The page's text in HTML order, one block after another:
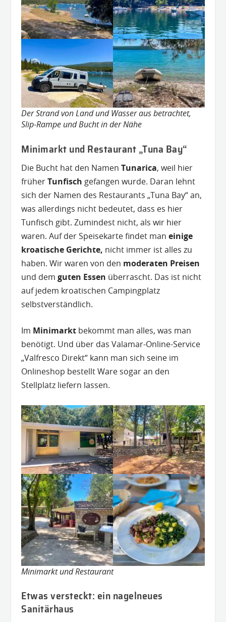
Der Strand von Land und Wasser aus betrachtet,
Slip-Rampe und Bucht in der Nähe
Minimarkt und Restaurant „Tuna Bay“
Die Bucht hat den NamenTunarica, weil hier
früherTunfisch gefangen wurde. Daran lehnt
sich der Namen des Restaurants „Tuna Bay“ an,
was allerdings nicht bedeutet, dass es hier
Tunfisch gibt. Zumindest nicht, als wir hier
waren. Auf der Speisekarte findet maneinige
kroatische Gerichte, nicht immer ist alles zu
haben. Wir waren von den moderaten Preisen
und demguten Essen überrascht. Das ist nicht
auf jedem kroatischen Campingplatz
selbstverständlich.
Im Minimarkt bekommt man alles, was man
benötigt. Und über das Valamar-Online-Service
„Valfresco Direkt“ kann man sich seine im
Onlineshop bestellt Ware sogar an den
Stellplatz liefern lassen.
Minimarkt und Restaurant
Etwas versteckt: ein nagelneues
Sanitärhaus